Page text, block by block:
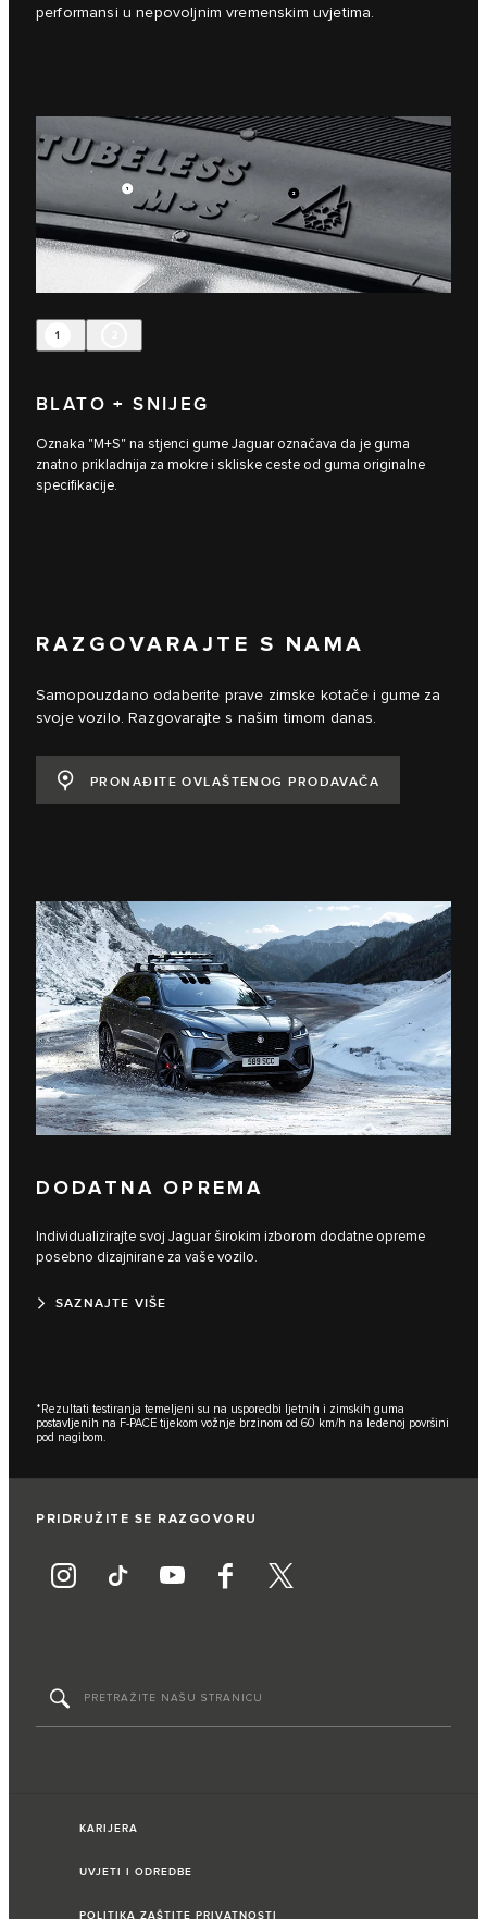
performansi u nepovoljnim vremenskim uvjetima.
1
BLATO + SNIJEG
Oznaka "M+S" na stjenci gume Jaguar označava da je guma
znatno prikladnija za mokre i skliske ceste od guma originalne
specifikacije.
RAZGOVARAJTE S NAMA
Samopouzdano odaberite prave zimske kotače i gume za
svoje vozilo. Razgovarajte s našim timom danas.
PRONAĐITE OVLAŠTENOG PRODAVAČA
DODATNA OPREMA
Individualizirajte svoj Jaguar širokim izborom dodatne opreme
posebno dizajnirane za vaše vozilo.
SAZNAJTE VIŠE
*Rezultati testiranja temeljeni su na usporedbi ljetnih i zimskih guma
postavljenih na F-PACE tijekom vožnje brzinom od 60 km/h na ledenoj površini
pod nagibom.
PRIDRUŽITE SE RAZGOVORU
KARIJERA
UVJETI I ODREDBE
POLITIKA ZAŠTITE PRIVATNOSTI